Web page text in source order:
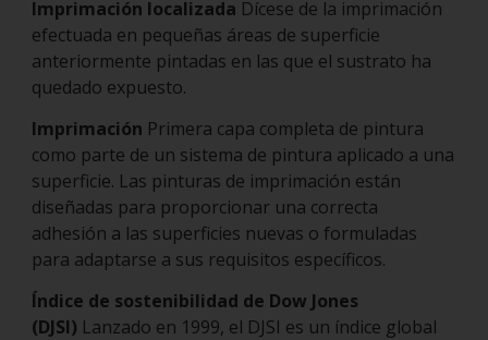
Imprimación localizada Dícese de la imprimación
efectuada en pequeñas áreas de superficie
anteriormente pintadas en las que el sustrato ha
quedado expuesto.
Imprimación Primera capa completa de pintura
como parte de un sistema de pintura aplicado a una
superficie. Las pinturas de imprimación están
diseñadas para proporcionar una correcta
adhesión a las superficies nuevas o formuladas
para adaptarse a sus requisitos específicos.
Índice de sostenibilidad de Dow Jones
(DJSI) Lanzado en 1999, el DJSI es un índice global